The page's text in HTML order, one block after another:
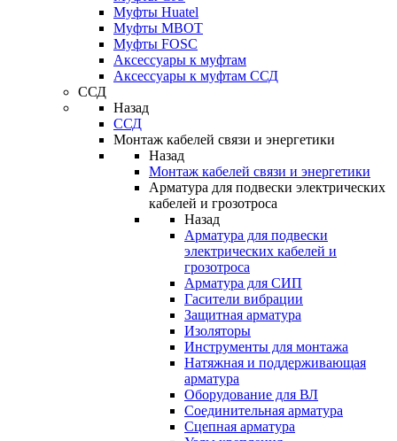
Муфты Huatel
Муфты МВОТ
Муфты FOSC
Аксессуары к муфтам
Аксессуары к муфтам ССД
ССД
Назад
ССД
Монтаж кабелей связи и энергетики
Назад
Монтаж кабелей связи и энергетики
Арматура для подвески электрических
кабелей и грозотроса
Назад
Арматура для подвески
электрических кабелей и
грозотроса
Арматура для СИП
Гасители вибрации
Защитная арматура
Изоляторы
Инструменты для монтажа
Натяжная и поддерживающая
арматура
Оборудование для ВЛ
Соединительная арматура
Сцепная арматура